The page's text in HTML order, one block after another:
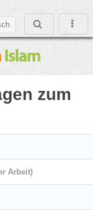
zum
Arbeit)